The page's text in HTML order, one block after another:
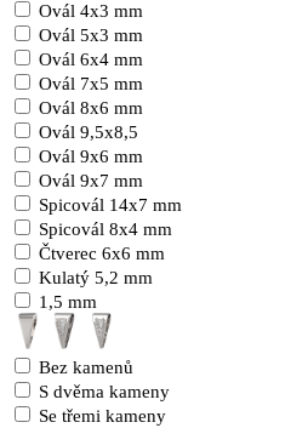
Ovál 4x3 mm
Ovál 5x3 mm
Ovál 6x4 mm
Ovál 7x5 mm
Ovál 8x6 mm
Ovál 9,5x8,5
Ovál 9x6 mm
Ovál 9x7 mm
Spicovál 14x7 mm
Spicovál 8x4 mm
Čtverec 6x6 mm
Kulatý 5,2 mm
1,5 mm
Bez kamenů
S dvěma kameny
Se třemi kameny